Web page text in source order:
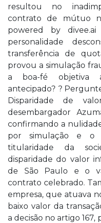
resultou no
contrato de mútuo
powered by
personalidade
transferência de
provou a simulação
a boa-fé objetiva
antecipado? ?
Disparidade de
desembargador
confirmando a
por simulação e o
titularidade da
disparidade do valor
de São Paulo e o
contrato celebrado.
empresa, que atuava
baixo valor da
a decisão no artigo 167,